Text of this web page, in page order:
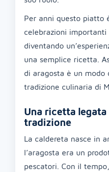
Per anni questo piatto
celebrazioni importanti
diventando
una semplice ricetta.
di aragosta è un modo
tradizione culinaria di
Una ricetta legata
tradizione
La caldereta nasce in
l’aragosta era un
pescatori. Con il